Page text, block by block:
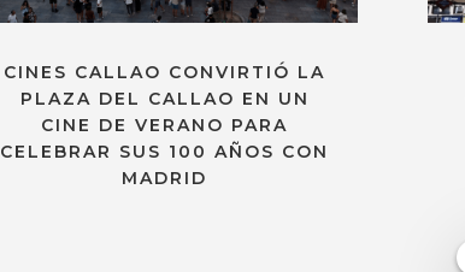
CINES CALLAO CONVIRTIÓ LA
PLAZA DEL CALLAO EN UN
CINE DE VERANO PARA
CELEBRAR SUS 100 AÑOS CON
MADRID